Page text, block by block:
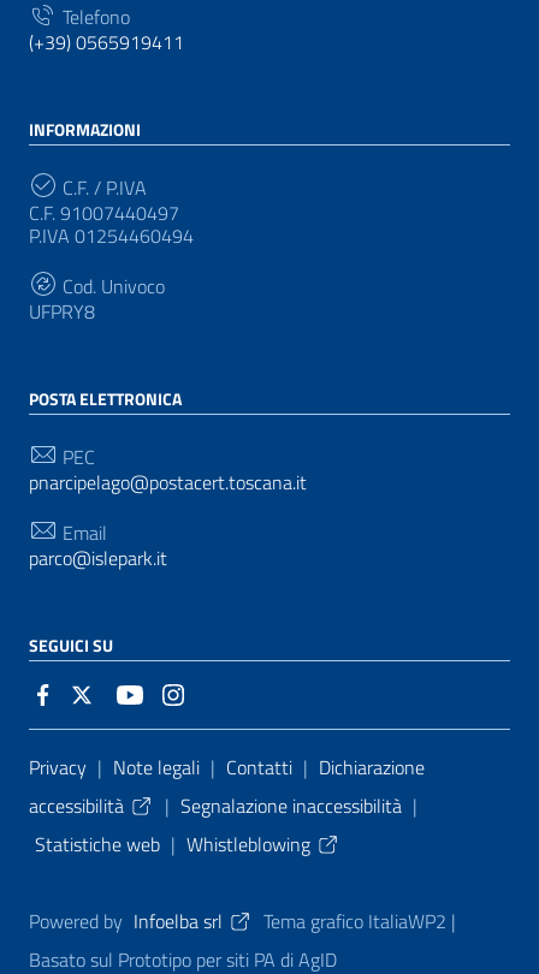
Telefono
(+39) 0565919411
INFORMAZIONI
C.F. / P.IVA
C.F. 91007440497
P.IVA 01254460494
Cod. Univoco
UFPRY8
POSTA ELETTRONICA
PEC
pnarcipelago@postacert.toscana.it
Email
parco@islepark.it
SEGUICI SU
Sezione Link Utili
Privacy | Note legali | Contatti | Dichiarazione
accessibilità
| Segnalazione inaccessibilità |
Statistiche web | Whistleblowing
Powered by Infoelba srl
Tema grafico ItaliaWP2 |
Basato sul Prototipo per siti PA di AgID